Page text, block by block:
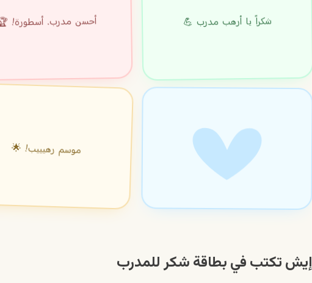
شكراً يا أرهب مدرب 💪 أحسن مدرب. أسطورة!
موسم رهيييب! 🌟
إيش تكتب في بطاقة شكر للمدرب